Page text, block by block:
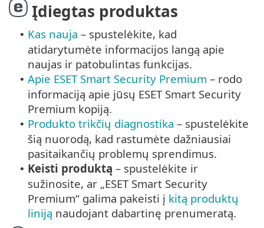
Įdiegtas produktas
• Kas nauja – spustelėkite, kad
atidarytumėte informacijos langą apie
naujas ir patobulintas funkcijas.
• Apie ESET Smart Security Premium – rodo
informaciją apie jūsų ESET Smart Security
Premium kopiją.
• Produkto trikčių diagnostika – spustelėkite
šią nuorodą, kad rastumėte dažniausiai
pasitaikančių problemų sprendimus.
• Keisti produktą – spustelėkite ir
sužinosite, ar „ESET Smart Security
Premium“ galima pakeisti į kitą produktų
liniją naudojant dabartinę prenumeratą.